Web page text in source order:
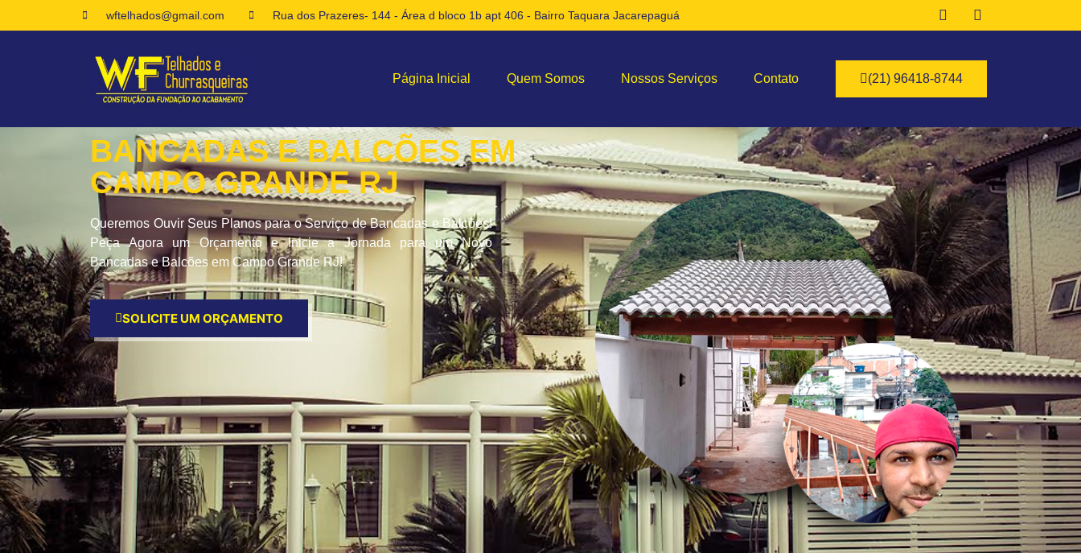
wftelhados@gmail.com Rua dos Prazeres- 144 - Área d bloco 1b apt 406 - Bairro Taquara Jacarepaguá
Página Inicial Quem Somos Nossos Serviços Contato (21) 96418-8744
BANCADAS E BALCÕES EM
CAMPO GRANDE RJ
Queremos Ouvir Seus Planos para o Serviço de Bancadas e Balcões!
Peça Agora um Orçamento e Inicie a Jornada para um Novo
Bancadas e Balcões em Campo Grande RJ!
SOLICITE UM ORÇAMENTO